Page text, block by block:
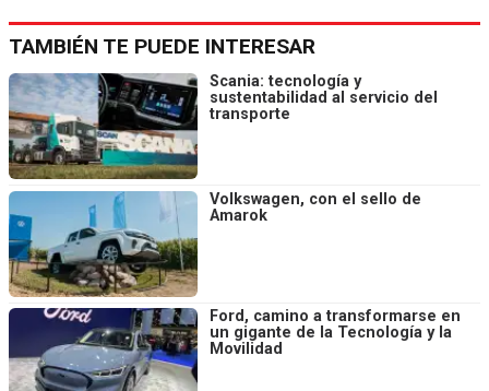
TAMBIÉN TE PUEDE INTERESAR
Scania: tecnología y
sustentabilidad al servicio del
transporte
Volkswagen, con el sello de
Amarok
Ford, camino a transformarse en
un gigante de la Tecnología y la
Movilidad